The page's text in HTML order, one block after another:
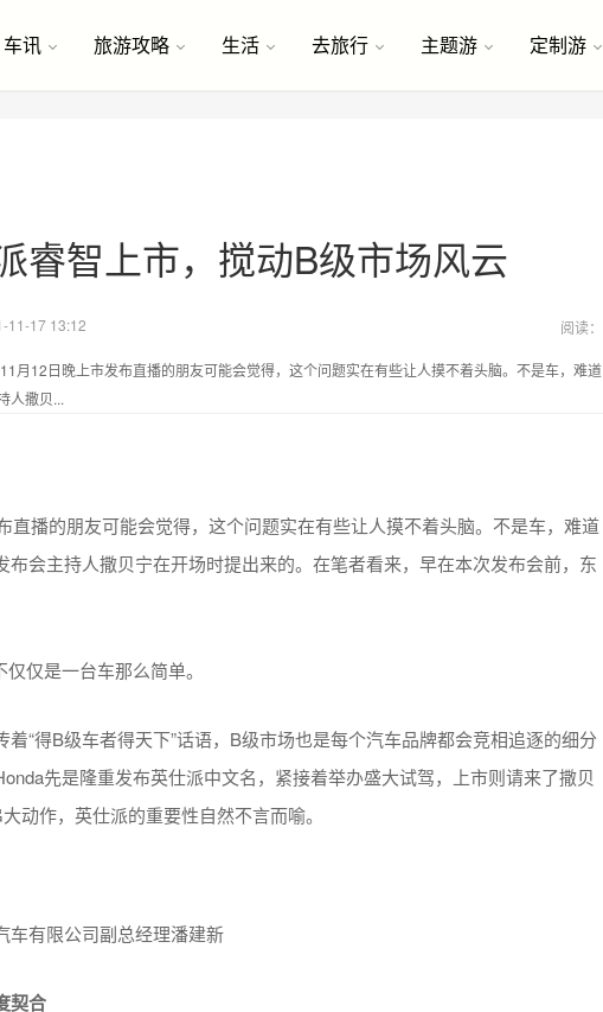
车讯 旅游攻略 生活 去旅行 主题游 定制游
睿智上市，搅动B级市场风云
11-17 13:12 阅读：
月12日晚上市发布直播的朋友可能会觉得，这个问题实在有些让人摸不着头脑。不是车，难道
人撒贝...
播的朋友可能会觉得，这个问题实在有些让人摸不着头脑。不是车，难道
会主持人撒贝宁在开场时提出来的。在笔者看来，早在本次发布会前，东
仅是一台车那么简单。
得B级车者得天下”话语，B级市场也是每个汽车品牌都会竞相追逐的细分
先是隆重发布英仕派中文名，紧接着举办盛大试驾，上市则请来了撒贝
动作，英仕派的重要性自然不言而喻。
有限公司副总经理潘建新
契合